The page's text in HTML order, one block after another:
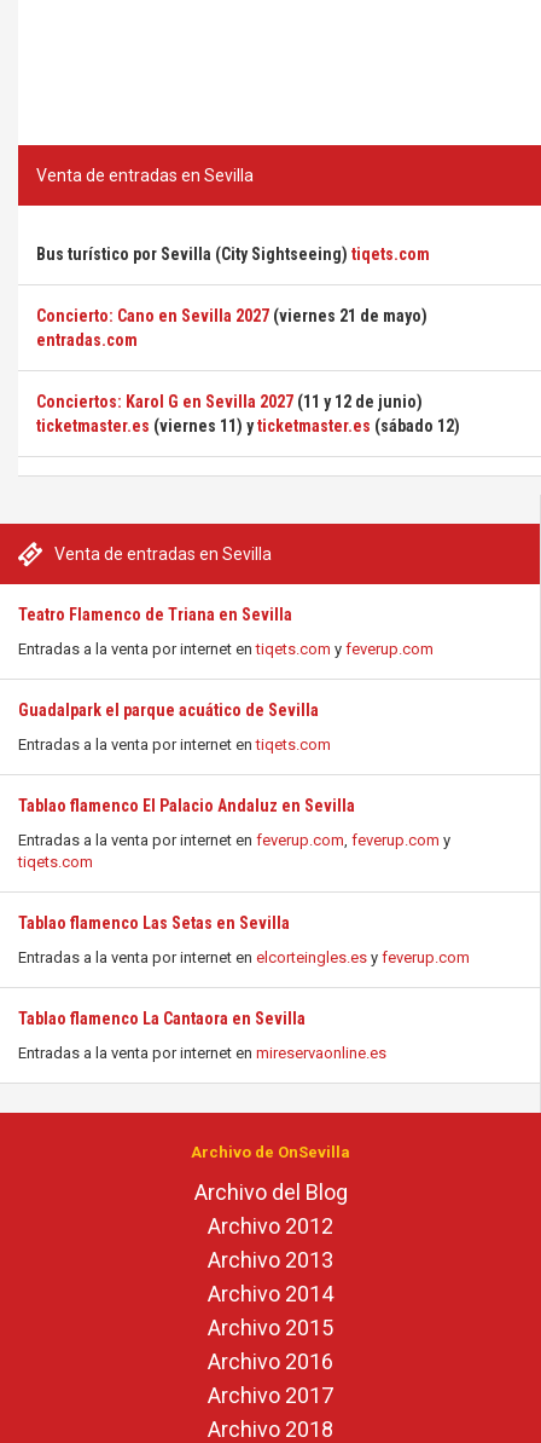
Venta de entradas en Sevilla
Teatro Flamenco de Triana en Sevilla
Entradas a la venta por internet entiqets.com y feverup.com
Guadalpark el parque acuático de Sevilla
Entradas a la venta por internet entiqets.com
Tablao flamenco El Palacio Andaluz en Sevilla
Entradas a la venta por internet en feverup.com, feverup.com y
tiqets.com
Tablao flamenco Las Setas en Sevilla
Entradas a la venta por internet en elcorteingles.es y feverup.com
Tablao flamenco La Cantaora en Sevilla
Entradas a la venta por internet en mireservaonline.es
Venta de entradas en Sevilla
Bus turístico por Sevilla (City Sightseeing) tiqets.com
Concierto: Cano en Sevilla 2027 (viernes 21 de mayo)
entradas.com
Conciertos: Karol G en Sevilla 2027 (11 y 12 de junio)
ticketmaster.es (viernes 11) yticketmaster.es (sábado 12)
Archivo de OnSevilla
Archivo del Blog
Archivo 2012
Archivo 2013
Archivo 2014
Archivo 2015
Archivo 2016
Archivo 2017
Archivo 2018